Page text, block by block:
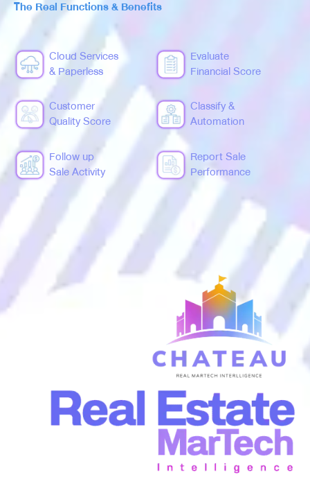
The Real Functions & Benefits
Cloud Services
& Paperless
Evaluate
Financial Score
Customer
Quality Score
Classify &
Automation
Follow up
Sale Activity
Report Sale
Performance